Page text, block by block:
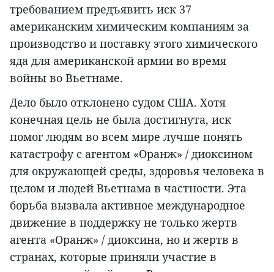
требованием предъявить иск 37
американским химическим компаниям за
производство и поставку этого химического
яда для американской армии во время
войны во Вьетнаме.
Дело было отклонено судом США. Хотя
конечная цель не была достигнута, иск
помог людям во всем мире лучше понять
катастрофу с агентом «Оранж» / диоксином
для окружающей среды, здоровья человека в
целом и людей Вьетнама в частности. Эта
борьба вызвала активное международное
движение в поддержку не только жертв
агента «Оранж» / диоксина, но и жертв в
странах, которые приняли участие в